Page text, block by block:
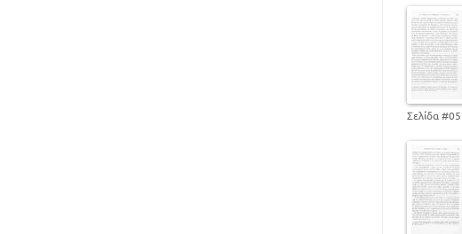
Σελίδα